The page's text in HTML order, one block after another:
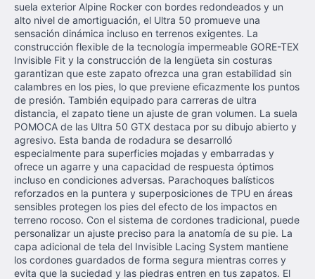
suela exterior Alpine Rocker con bordes redondeados y un
alto nivel de amortiguación, el Ultra 50 promueve una
sensación dinámica incluso en terrenos exigentes. La
construcción flexible de la tecnología impermeable GORE-TEX
Invisible Fit y la construcción de la lengüeta sin costuras
garantizan que este zapato ofrezca una gran estabilidad sin
calambres en los pies, lo que previene eficazmente los puntos
de presión. También equipado para carreras de ultra
distancia, el zapato tiene un ajuste de gran volumen. La suela
POMOCA de las Ultra 50 GTX destaca por su dibujo abierto y
agresivo. Esta banda de rodadura se desarrolló
especialmente para superficies mojadas y embarradas y
ofrece un agarre y una capacidad de respuesta óptimos
incluso en condiciones adversas. Parachoques balísticos
reforzados en la puntera y superposiciones de TPU en áreas
sensibles protegen los pies del efecto de los impactos en
terreno rocoso. Con el sistema de cordones tradicional, puede
personalizar un ajuste preciso para la anatomía de su pie. La
capa adicional de tela del Invisible Lacing System mantiene
los cordones guardados de forma segura mientras corres y
evita que la suciedad y las piedras entren en tus zapatos. El